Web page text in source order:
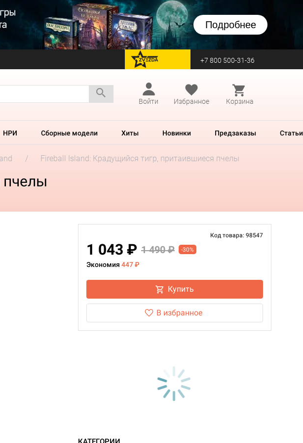
Подробнее
перейти на Zvezda +7 800 500-31-36
Войти
Избранное Корзина
НРИ Сборные модели Хиты Новинки Предзаказы Статьи
Fireball Island: Крадущийся тигр, притаившиеся пчелы
пчелы
Код товара: 98547
1 043 ₽ 1 490 ₽ -30%
Экономия 447 ₽
Купить
В избранное